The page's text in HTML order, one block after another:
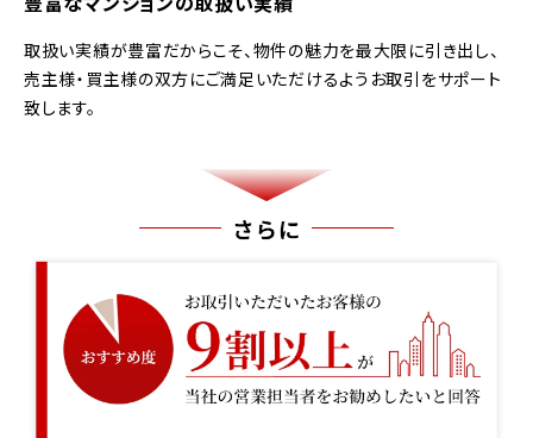
取扱い実績が豊富だからこそ、物件の魅力を最大限に引き出し、
売主様・買主様の双方にご満足いただけるようお取引をサポート
致します。